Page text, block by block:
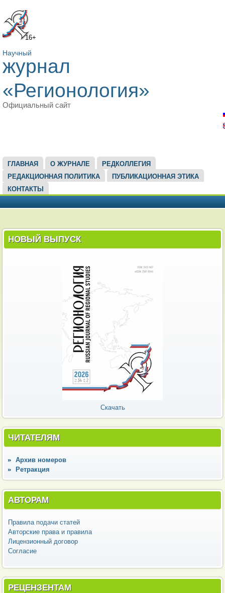
16+
Научный
журнал
«Регионология»
Официальный сайт
ГЛАВНОЕ МЕНЮ
ГЛАВНАЯ О ЖУРНАЛЕ
РЕДКОЛЛЕГИЯ
РЕДАКЦИОННАЯ ПОЛИТИКА
ПУБЛИКАЦИОННАЯ ЭТИКА
КОНТАКТЫ
НОВЫЙ ВЫПУСК
Скачать
ЧИТАТЕЛЯМ
Архив номеров
Ретракция
АВТОРАМ
Правила подачи статей
Авторские права и правила
Лицензионный договор
Согласие
РЕЦЕНЗЕНТАМ